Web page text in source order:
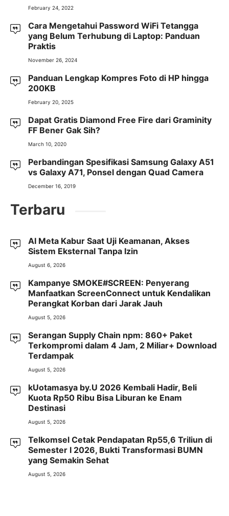
February 24, 2022
Cara Mengetahui Password WiFi Tetangga
yang Belum Terhubung di Laptop: Panduan
Praktis
November 26, 2024
Panduan Lengkap Kompres Foto di HP hingga
200KB
February 20, 2025
Dapat Gratis Diamond Free Fire dari Graminity
FF Bener Gak Sih?
March 10, 2020
Perbandingan Spesifikasi Samsung Galaxy A51
vs Galaxy A71, Ponsel dengan Quad Camera
December 16, 2019
Terbaru
AI Meta Kabur Saat Uji Keamanan, Akses
Sistem Eksternal Tanpa Izin
August 6, 2026
Kampanye SMOKE#SCREEN: Penyerang
Manfaatkan ScreenConnect untuk Kendalikan
Perangkat Korban dari Jarak Jauh
August 5, 2026
Serangan Supply Chain npm: 860+ Paket
Terkompromi dalam 4 Jam, 2 Miliar+ Download
Terdampak
August 5, 2026
kUotamasya by.U 2026 Kembali Hadir, Beli
Kuota Rp50 Ribu Bisa Liburan ke Enam
Destinasi
August 5, 2026
Telkomsel Cetak Pendapatan Rp55,6 Triliun di
Semester I 2026, Bukti Transformasi BUMN
yang Semakin Sehat
August 5, 2026